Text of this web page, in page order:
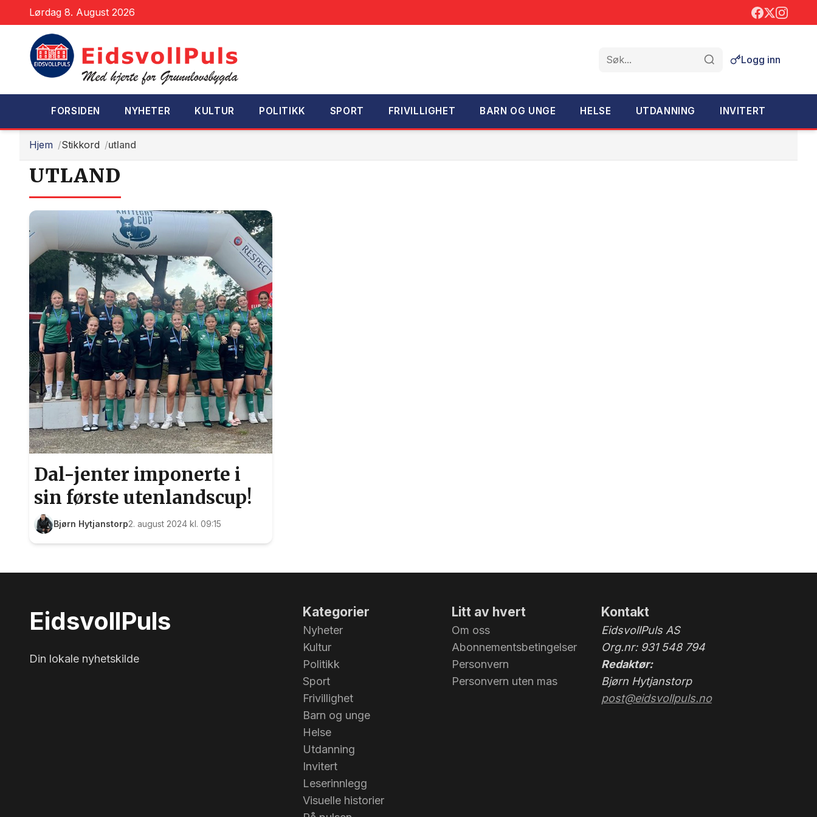
Lørdag 8. August 2026
Søk
Logg inn
FORSIDEN NYHETER KULTUR POLITIKK SPORT FRIVILLIGHET BARN OG UNGE HELSE UTDANNING INVITERT
Hjem Stikkord utland
UTLAND
Dal-jenter imponerte i
sin første utenlandscup!
Bjørn Hytjanstorp2. august 2024 kl. 09:15
EidsvollPuls
Din lokale nyhetskilde
Kategorier
Nyheter
Kultur
Politikk
Sport
Frivillighet
Barn og unge
Helse
Utdanning
Invitert
Leserinnlegg
Visuelle historier
Litt av hvert
Om oss
Abonnementsbetingelser
Personvern
Personvern uten mas
Kontakt
EidsvollPuls AS
Org.nr: 931 548 794
Redaktør:
Bjørn Hytjanstorp
post@eidsvollpuls.no